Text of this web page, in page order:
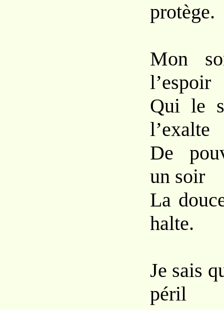
protège.
Mon
l’espoir
Qui le
l’exalte
De
un soir
La
halte.
Je sais
péril